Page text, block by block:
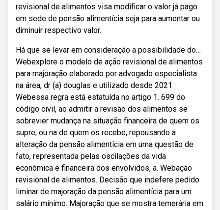
revisional de alimentos visa modificar o valor já pago
em sede de pensão alimentícia seja para aumentar ou
diminuir respectivo valor.
Há que se levar em consideração a possibilidade do…
Webexplore o modelo de ação revisional de alimentos
para majoração elaborado por advogado especialista
na área, dr (a) douglas e utilizado desde 2021.
Webessa regra está estatuída no artigo 1. 699 do
código civil, ao admitir a revisão dos alimentos se
sobrevier mudança na situação financeira de quem os
supre, ou na de quem os recebe, repousando a
alteração da pensão alimentícia em uma questão de
fato, representada pelas oscilações da vida
econômica e financeira dos envolvidos, a. Webação
revisional de alimentos. Decisão que indefere pedido
liminar de majoração da pensão alimentícia para um
salário mínimo. Majoração que se mostra temerária em